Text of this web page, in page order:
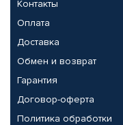
Контакты
Оплата
Доставка
Обмен и возврат
Гарантия
Договор-оферта
Политика обработки